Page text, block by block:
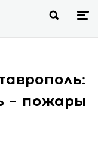
– пожары